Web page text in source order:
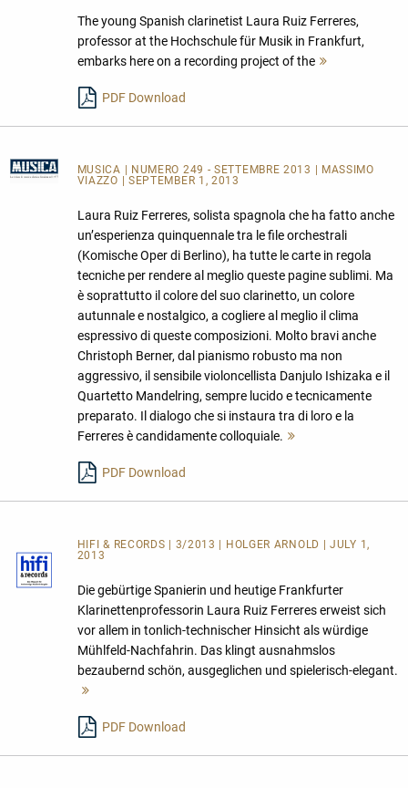
The young Spanish clarinetist Laura Ruiz Ferreres,
professor at the Hochschule für Musik in Frankfurt,
embarks here on a recording project of the
PDF Download
MUSICA
| NUMERO 249 - SETTEMBRE 2013 | MASSIMO
VIAZZO | SEPTEMBER 1, 2013
Laura Ruiz Ferreres, solista spagnola che ha fatto anche
un’esperienza quinquennale tra le file orchestrali
(Komische Oper di Berlino), ha tutte le carte in regola
tecniche per rendere al meglio queste pagine sublimi. Ma
è soprattutto il colore del suo clarinetto, un colore
autunnale e nostalgico, a cogliere al meglio il clima
espressivo di queste composizioni. Molto bravi anche
Christoph Berner, dal pianismo robusto ma non
aggressivo, il sensibile violoncellista Danjulo Ishizaka e il
Quartetto Mandelring, sempre lucido e tecnicamente
preparato. Il dialogo che si instaura tra di loro e la
Ferreres è candidamente colloquiale.
PDF Download
HIFI & RECORDS | 3/2013 | HOLGER ARNOLD | JULY 1,
2013
Die gebürtige Spanierin und heutige Frankfurter
Klarinettenprofessorin Laura Ruiz Ferreres erweist sich
vor allem in tonlich-technischer Hinsicht als würdige
Mühlfeld-Nachfahrin. Das klingt ausnahmslos
bezaubernd schön, ausgeglichen und spielerisch-elegant.
PDF Download